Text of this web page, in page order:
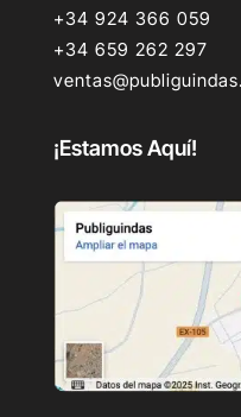
+34 924 366 059
+34 659 262 297
¡Estamos Aquí!